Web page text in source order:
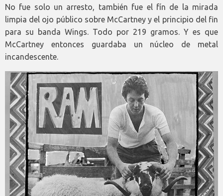
No fue solo un arresto, también fue el fín de la mirada
limpia del ojo público sobre McCartney y el principio del fin
para su banda Wings. Todo por 219 gramos. Y es que
McCartney entonces guardaba un núcleo de metal
incandescente.